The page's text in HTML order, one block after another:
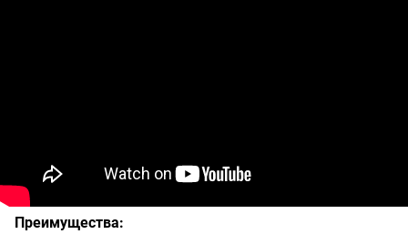
Преимущества: